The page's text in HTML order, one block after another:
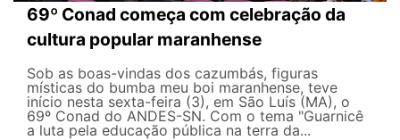
69º Conad começa com celebração da
cultura popular maranhense
Sob as boas-vindas dos cazumbás, figuras
místicas do bumba meu boi maranhense, teve
início nesta sexta-feira (3), em São Luís (MA), o
69º Conad do ANDES-SN. Com o tema "Guarnicê
a luta pela educação pública na terra da...